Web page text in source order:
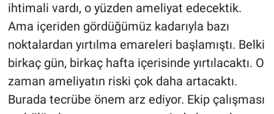
ihtimali vardı, o yüzden ameliyat edecektik.
Ama içeriden gördüğümüz kadarıyla bazı
noktalardan yırtılma emareleri başlamıştı. Belki
birkaç gün, birkaç hafta içerisinde yırtılacaktı. O
zaman ameliyatın riski çok daha artacaktı.
Burada tecrübe önem arz ediyor. Ekip çalışması